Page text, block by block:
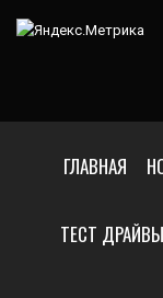
ГЛАВНАЯ
ТЕСТ ДРАЙВЫ